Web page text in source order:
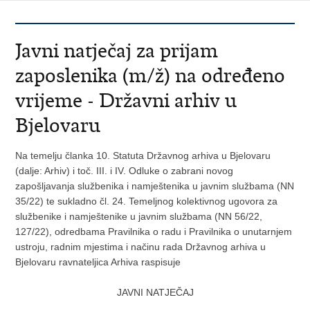
Javni natječaj za prijam
zaposlenika (m/ž) na određeno
vrijeme - Državni arhiv u
Bjelovaru
Na temelju članka 10. Statuta Državnog arhiva u Bjelovaru
(dalje: Arhiv) i toč. III. i IV. Odluke o zabrani novog
zapošljavanja službenika i namještenika u javnim službama (NN
35/22) te sukladno čl. 24. Temeljnog kolektivnog ugovora za
službenike i namještenike u javnim službama (NN 56/22,
127/22), odredbama Pravilnika o radu i Pravilnika o unutarnjem
ustroju, radnim mjestima i načinu rada Državnog arhiva u
Bjelovaru ravnateljica Arhiva raspisuje
JAVNI NATJEČAJ